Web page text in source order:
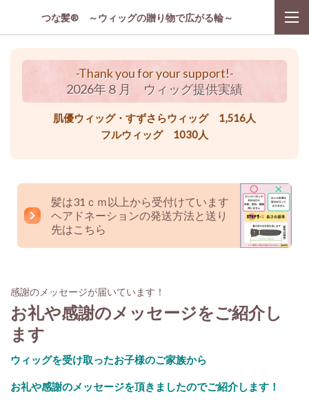
つな髪® ～ウィッグの贈り物で広がる輪～
-Thank you for your support!-
2026年８月 ウィッグ提供実績
肌優ウィッグ・すずさらウィッグ 1,516人
フルウィッグ 1030人
髪は31ｃｍ以上から受付けています
ヘアドネーションの発送方法と送り
先はこちら
感謝のメッセージが届いています！
お礼や感謝のメッセージをご紹介し
ます
ウィッグを受け取ったお子様のご家族から
お礼や感謝のメッセージを頂きましたのでご紹介します！